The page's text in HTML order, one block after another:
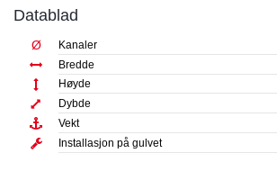
Datablad
Ø Kanaler
Bredde
Høyde
Dybde
Vekt
Installasjon på gulvet